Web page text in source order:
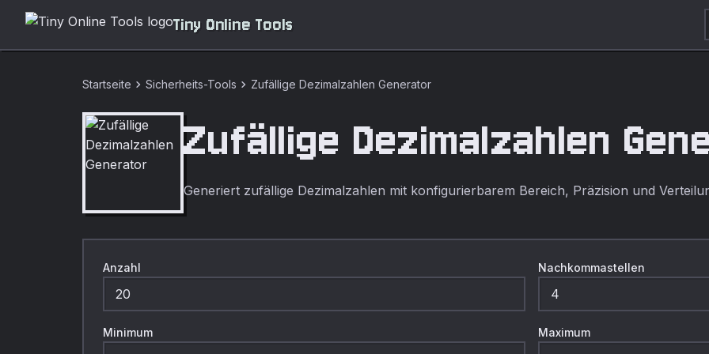
Tiny Online Tools
Startseite chevron_right Sicherheits-Tools chevron_right Zufällige Dezimalzahlen Generator
Zufällige Dezimalzahlen
Generiert zufällige Dezimalzahlen mit konfigurierbarem Bereich, Präzision und
Anzahl Nachkommastellen
Minimum Maximum